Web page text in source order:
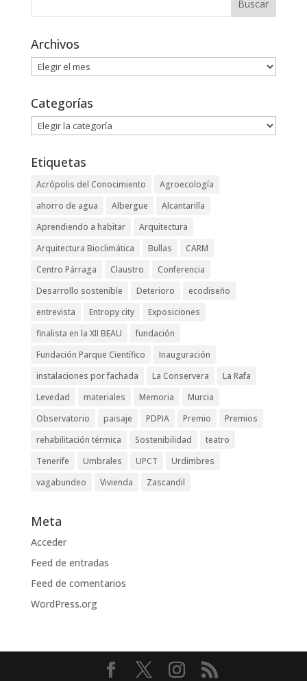
Archivos
Archivos
Categorías
Categorías
Etiquetas
Acrópolis del Conocimiento
Agroecología
ahorro de agua
Albergue
Alcantarilla
Aprendiendo a habitar
Arquitectura
Arquitectura Bioclimática
Bullas
CARM
Centro Párraga
Claustro
Conferencia
Desarrollo sostenible
Deterioro
ecodiseño
entrevista
Entropy city
Exposiciones
finalista en la XII BEAU
fundación
Fundación Parque Científico
Inauguración
instalaciones por fachada
La Conservera
La Rafa
Levedad
materiales Memoria
Murcia
Observatorio
paisaje PDPIA Premio
Premios
rehabilitación térmica
Sostenibilidad
teatro
Tenerife
Umbrales UPCT
Urdimbres
vagabundeo
Vivienda Zascandil
Meta
Acceder
Feed de entradas
Feed de comentarios
WordPress.org